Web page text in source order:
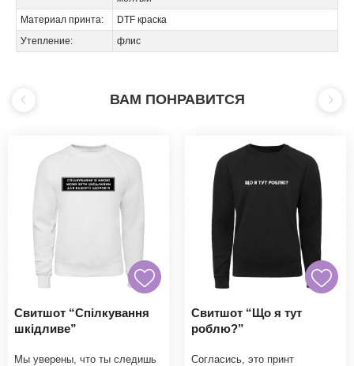
Материал принта:
DTF краска
Утепление:
флис
ВАМ ПОНРАВИТСЯ
Свитшот “Спілкування
шкідливе”
Мы уверены, что ты следишь
Свитшот “Що я тут
роблю?”
Согласись, это принт